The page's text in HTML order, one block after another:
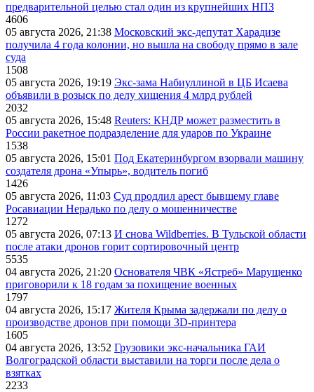
предварительной целью стал один из крупнейших НПЗ
4606
05 августа 2026, 21:38 Московский экс-депутат Харадизе
получила 4 года колонии, но вышла на свободу прямо в зале
суда
1508
05 августа 2026, 19:19 Экс-зама Набиуллиной в ЦБ Исаева
объявили в розыск по делу хищения 4 млрд рублей
2032
05 августа 2026, 15:48 Reuters: КНДР может разместить в
России ракетное подразделение для ударов по Украине
1538
05 августа 2026, 15:01 Под Екатеринбургом взорвали машину
создателя дрона «Упырь», водитель погиб
1426
05 августа 2026, 11:03 Суд продлил арест бывшему главе
Росавиации Нерадько по делу о мошенничестве
1272
05 августа 2026, 07:13 И снова Wildberries. В Тульской области
после атаки дронов горит сортировочный центр
5535
04 августа 2026, 21:20 Основателя ЧВК «Ястреб» Марущенко
приговорили к 18 годам за похищение военных
1797
04 августа 2026, 15:17 Жителя Крыма задержали по делу о
производстве дронов при помощи 3D‑принтера
1605
04 августа 2026, 13:52 Грузовики экс-начальника ГАИ
Волгоградской области выставили на торги после дела о
взятках
2233